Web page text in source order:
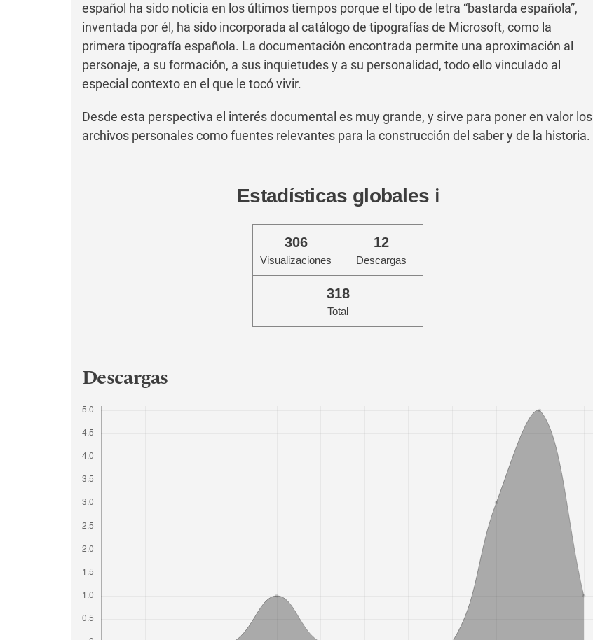
español ha sido noticia en los últimos tiempos porque el tipo de letra “bastarda española”,
inventada por él, ha sido incorporada al catálogo de tipografías de Microsoft, como la
primera tipografía española. La documentación encontrada permite una aproximación al
personaje, a su formación, a sus inquietudes y a su personalidad, todo ello vinculado al
especial contexto en el que le tocó vivir.
Desde esta perspectiva el interés documental es muy grande, y sirve para poner en valor los
archivos personales como fuentes relevantes para la construcción del saber y de la historia.
Estadísticas globales ℹ️
306
Visualizaciones
12
Descargas
318
Total
Descargas